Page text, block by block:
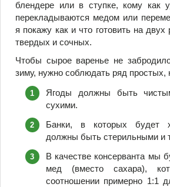
блендере или в ступке, кому как
перекладываются медом или
я покажу как и что готовить на двух
твердых и сочных.
Чтобы сырое варенье не
зиму, нужно соблюдать ряд простых,
Ягоды должны быть
сухими.
Банки, в которых будет
должны быть стерильными и
В качестве консерванта мы
мед (вместо сахара),
соотношении примерно 1:1